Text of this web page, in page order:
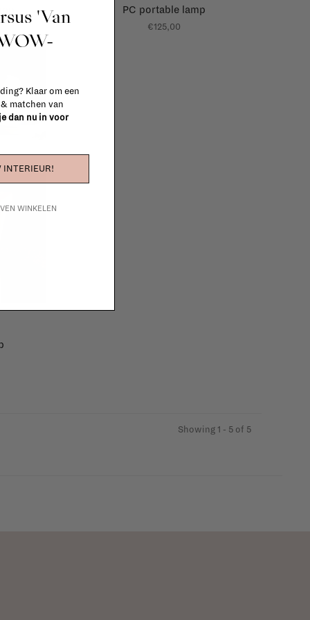
PC portable lamp
€125,00
Showing 1 - 5 of 5
'Van
Klaar om een
matchen van
dan nu in voor
INTERIEUR!
WINKELEN